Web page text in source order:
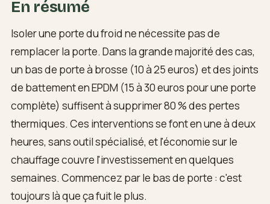
En résumé
Isoler une porte du froid ne nécessite pas de
remplacer la porte. Dans la grande majorité des cas,
un bas de porte à brosse (10 à 25 euros) et des joints
de battement en EPDM (15 à 30 euros pour une porte
complète) suffisent à supprimer 80 % des pertes
thermiques. Ces interventions se font en une à deux
heures, sans outil spécialisé, et l'économie sur le
chauffage couvre l'investissement en quelques
semaines. Commencez par le bas de porte : c'est
toujours là que ça fuit le plus.